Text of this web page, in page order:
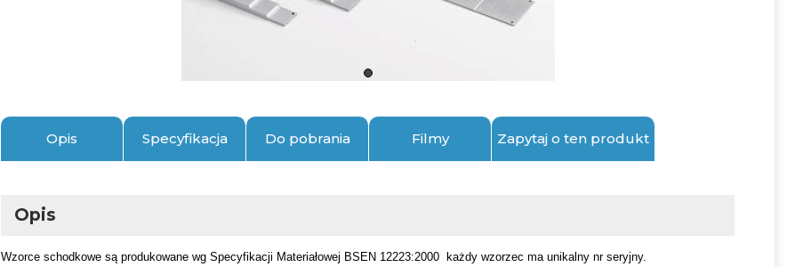
Opis Specyfikacja Do pobrania Filmy Zapytaj o ten produkt
Opis
Wzorce schodkowe są produkowane wg Specyfikacji Materiałowej BSEN 12223:2000 każdy wzorzec ma unikalny nr seryjny.